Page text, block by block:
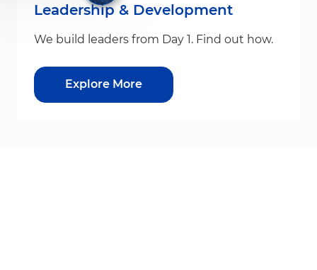
Leadership & Development
We build leaders from Day 1. Find out how.
Explore More